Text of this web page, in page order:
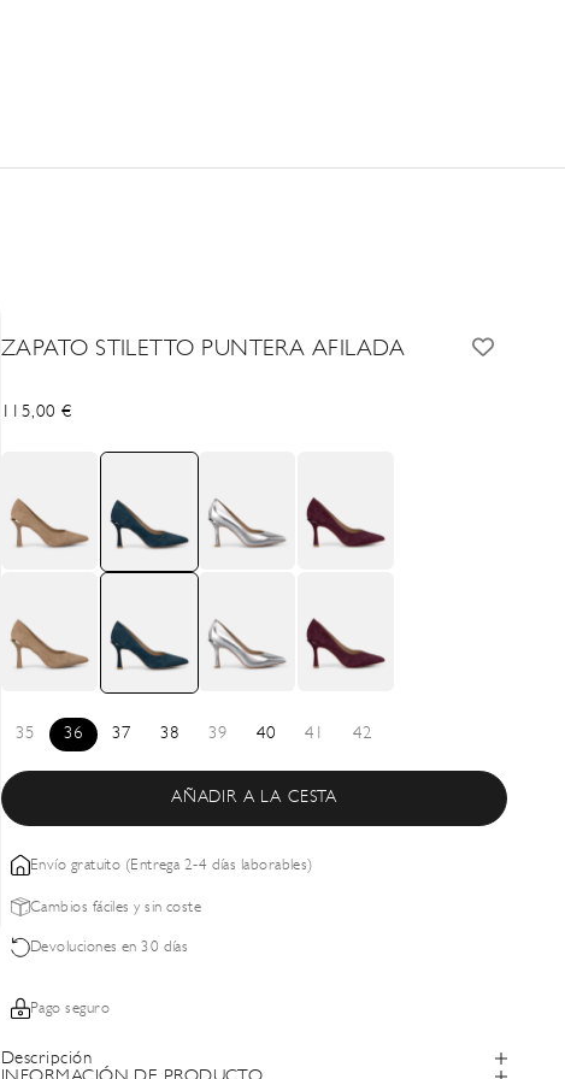
ZAPATO STILETTO PUNTERA AFILADA
Precio de oferta
115,00 €
35 36 37 38 39 40 41 42
AÑADIR A LA CESTA
Envío gratuito (Entrega 2-4 días laborables)
Cambios fáciles y sin coste
Devoluciones en 30 días
Pago seguro
Descripción